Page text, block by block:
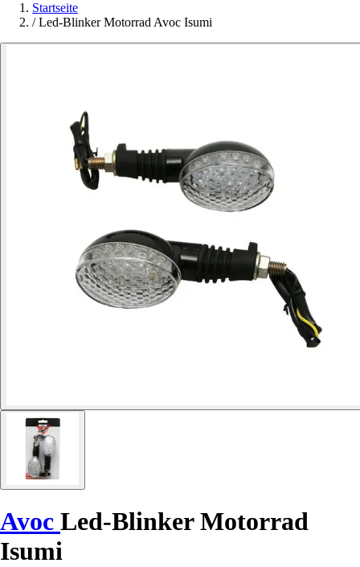
Startseite
/ Led-Blinker Motorrad Avoc Isumi
Avoc Led-Blinker Motorrad
Isumi